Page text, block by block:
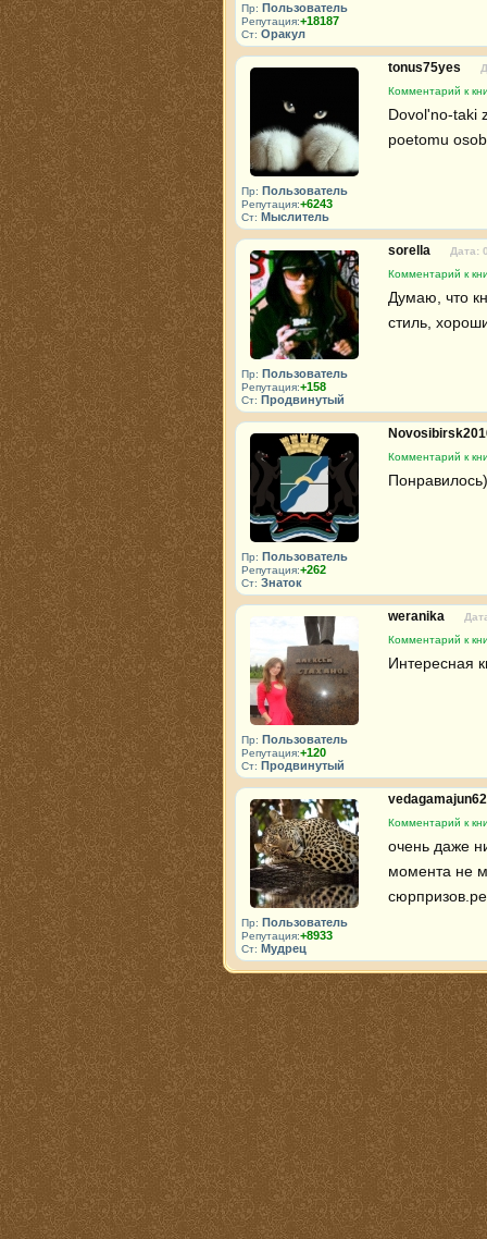
Пр: Пользователь
Репутация:+18187
Ст: Оракул
Пр: Пользователь
Репутация:+6243
Ст: Мыслитель
tonus75yes
Комментарий к
Dovol'no-taki
poetomu
Пр: Пользователь
Репутация:+158
Ст: Продвинутый
sorella
Дата:
Комментарий к
Думаю, что
стиль,
Пр: Пользователь
Репутация:+262
Ст: Знаток
Комментарий к
Пр: Пользователь
Репутация:+120
Ст: Продвинутый
weranika
Комментарий к
Интересная
Пр: Пользователь
Репутация:+8933
Ст: Мудрец
Комментарий к
очень даже
момента не